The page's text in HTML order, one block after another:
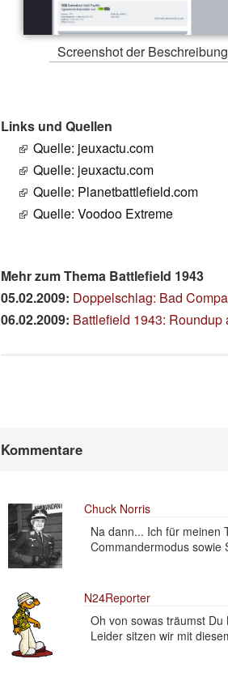
Screenshot der Beschreibung
Links und Quellen
Quelle: jeuxactu.com
Quelle: jeuxactu.com
Quelle: Planetbattlefield.com
Quelle: Voodoo Extreme
Mehr zum Thema Battlefield 1943
05.02.2009: Doppelschlag: Bad
06.02.2009: Battlefield 1943: Roundup
Kommentare
Chuck Norris
Na dann... Ich für meinen
Commandermodus sowie
N24Reporter
Oh von sowas träumst Du
Leider sitzen wir mit